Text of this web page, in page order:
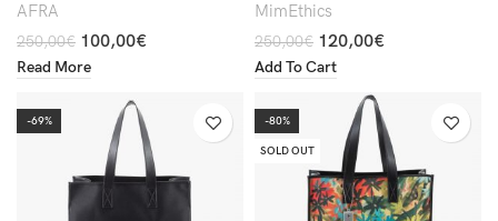
AFRA
250,00€ 100,00€
Read More
MimEthics
250,00€ 120,00€
Add To Cart
-69% -80%
SOLD OUT